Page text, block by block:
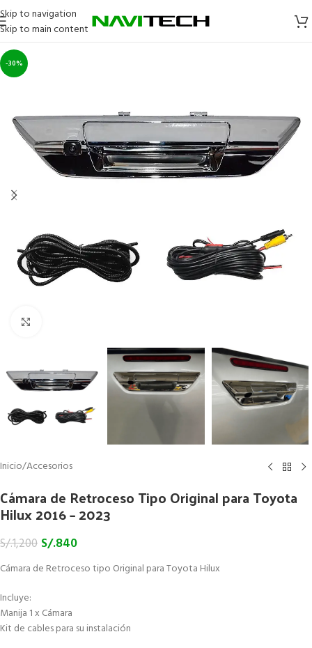
Skip to navigation
Skip to main content
-30%
Inicio/Accesorios
Cámara de Retroceso Tipo Original para Toyota
Hilux 2016 – 2023
S/.1,200 S/.840
Cámara de Retroceso tipo Original para Toyota Hilux
Incluye:
Manija 1 x Cámara
Kit de cables para su instalación